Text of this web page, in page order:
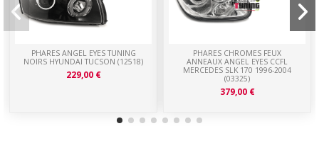
PHARES ANGEL EYES TUNING
NOIRS HYUNDAI TUCSON (12518)
229,00 €
PHARES CHROMES FEUX
ANNEAUX ANGEL EYES CCFL
MERCEDES SLK 170 1996-2004
(03325)
379,00 €